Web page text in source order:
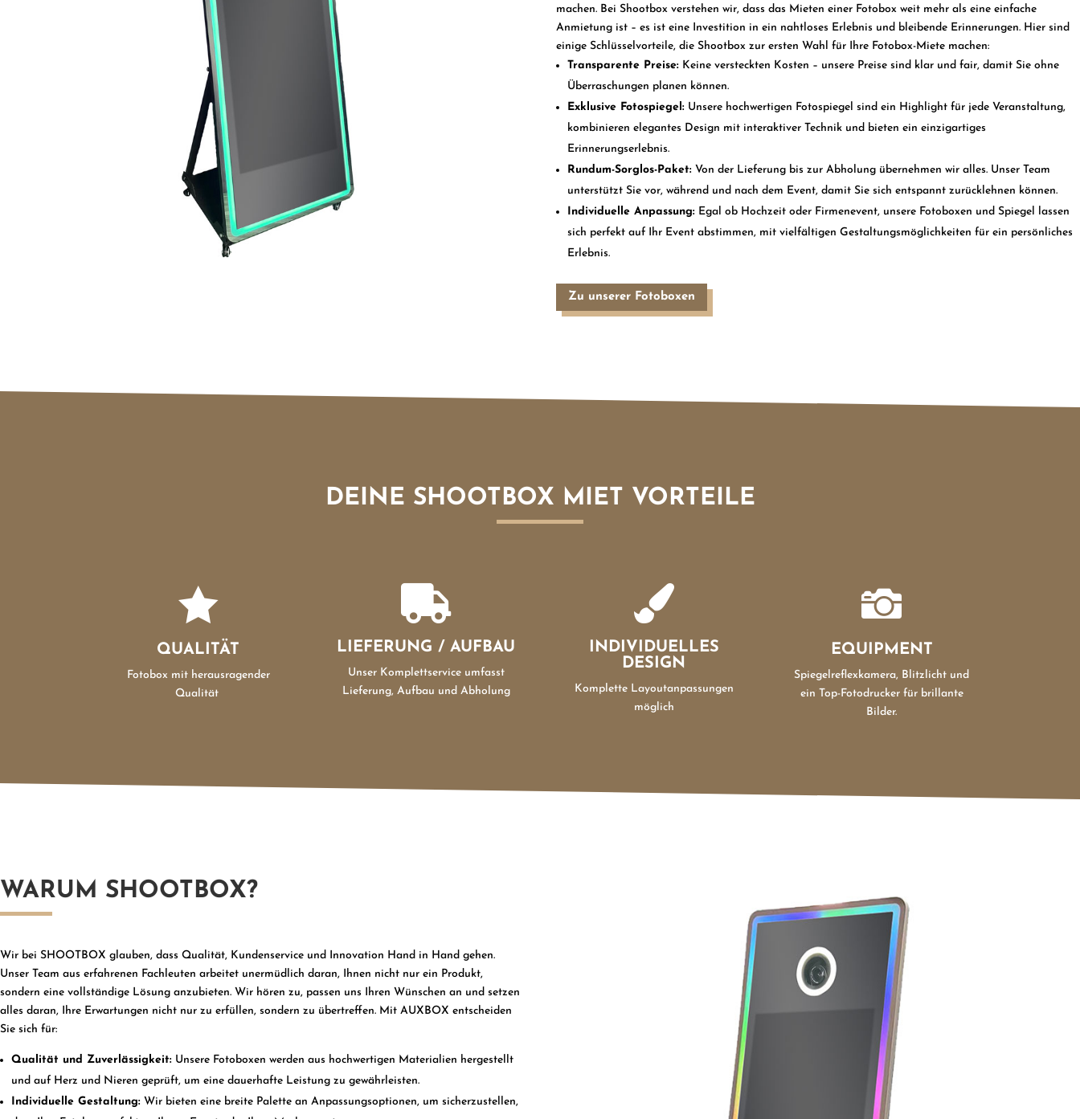
machen. Bei Shootbox verstehen wir, dass das Mieten einer Fotobox weit mehr als eine einfache
Anmietung ist – es ist eine Investition in ein nahtloses Erlebnis und bleibende Erinnerungen. Hier sind
einige Schlüsselvorteile, die Shootbox zur ersten Wahl für Ihre Fotobox-Miete machen:
Transparente Preise: Keine versteckten Kosten – unsere Preise sind klar und fair, damit Sie ohne
Überraschungen planen können.
Exklusive Fotospiegel: Unsere hochwertigen Fotospiegel sind ein Highlight für jede Veranstaltung,
kombinieren elegantes Design mit interaktiver Technik und bieten ein einzigartiges
Erinnerungserlebnis.
Rundum-Sorglos-Paket: Von der Lieferung bis zur Abholung übernehmen wir alles. Unser Team
unterstützt Sie vor, während und nach dem Event, damit Sie sich entspannt zurücklehnen können.
Individuelle Anpassung: Egal ob Hochzeit oder Firmenevent, unsere Fotoboxen und Spiegel lassen
sich perfekt auf Ihr Event abstimmen, mit vielfältigen Gestaltungsmöglichkeiten für ein persönliches
Erlebnis.
Zu unserer Fotoboxen
DEINE SHOOTBOX MIET VORTEILE

QUALITÄT
Fotobox mit herausragender
Qualität

LIEFERUNG / AUFBAU
Unser Komplettservice umfasst
Lieferung, Aufbau und Abholung

INDIVIDUELLES
DESIGN
Komplette Layoutanpassungen
möglich

EQUIPMENT
Spiegelreflexkamera, Blitzlicht und
ein Top-Fotodrucker für brillante
Bilder.
WARUM SHOOTBOX?
Wir bei SHOOTBOX glauben, dass Qualität, Kundenservice und Innovation Hand in Hand gehen.
Unser Team aus erfahrenen Fachleuten arbeitet unermüdlich daran, Ihnen nicht nur ein Produkt,
sondern eine vollständige Lösung anzubieten. Wir hören zu, passen uns Ihren Wünschen an und setzen
alles daran, Ihre Erwartungen nicht nur zu erfüllen, sondern zu übertreffen. Mit AUXBOX entscheiden
Sie sich für:
Qualität und Zuverlässigkeit: Unsere Fotoboxen werden aus hochwertigen Materialien hergestellt
und auf Herz und Nieren geprüft, um eine dauerhafte Leistung zu gewährleisten.
Individuelle Gestaltung: Wir bieten eine breite Palette an Anpassungsoptionen, um sicherzustellen,